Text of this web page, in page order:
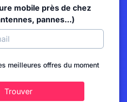
mobile près de chez
pannes...)
meilleures offres du moment
Trouver